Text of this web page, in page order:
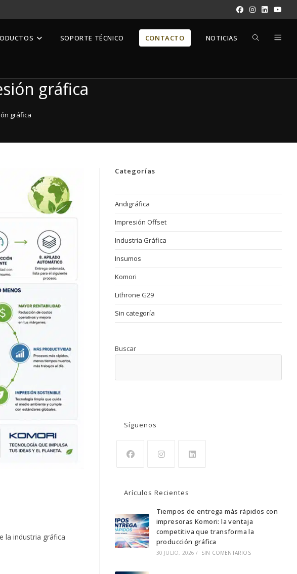
SOPORTE TÉCNICO CONTACTO NOTICIAS ALTERNAR
gráfica
gráfica
la industria gráfica
Categorías
Andigráfica
Impresión Offset
Industria Gráfica
Insumos
Komori
Lithrone G29
Sin categoría
Buscar
Síguenos
una
nueva
pestaña
una
nueva
pestaña
una
nueva
pestaña
Arículos Recientes
Tiempos de entrega más rápidos con
impresoras Komori: la ventaja
competitiva que transforma la
producción gráfica
30 JULIO, 2026 / SIN COMENTARIOS